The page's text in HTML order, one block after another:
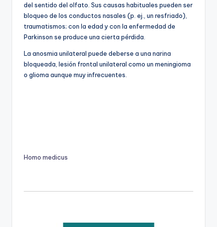
del sentido del olfato. Sus causas habituales pueden ser
bloqueo de los conductos nasales (p. ej., un resfriado),
traumatismos; con la edad y con la enfermedad de
Parkinson se produce una cierta pérdida.
La anosmia unilateral puede deberse a una narina
bloqueada, lesión frontal unilateral como un meningioma
o glioma aunque muy infrecuentes.
Homo medicus